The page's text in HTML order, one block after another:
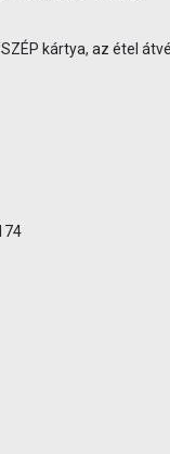
kártya, az étel